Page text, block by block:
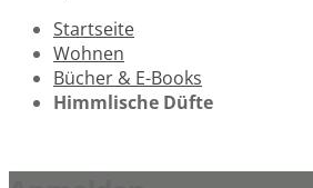
Startseite
Wohnen
Bücher & E-Books
Himmlische Düfte